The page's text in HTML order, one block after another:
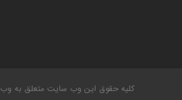
کلیه حقوق این وب سایت متعلق به